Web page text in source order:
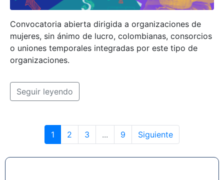
Convocatoria abierta dirigida a organizaciones de
mujeres, sin ánimo de lucro, colombianas, consorcios
o uniones temporales integradas por este tipo de
organizaciones.
Seguir leyendo
1 2 3 ... 9 Siguiente